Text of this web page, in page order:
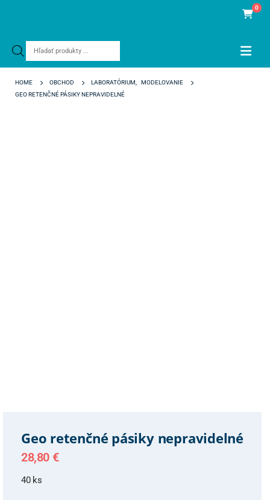
Products
0
HOME OBCHOD LABORATÓRIUM
MODELOVANIE
GEO RETENČNÉ PÁSIKY NEPRAVIDELNÉ
Geo retenčné pásiky nepravidelné
28,80 €
40 ks